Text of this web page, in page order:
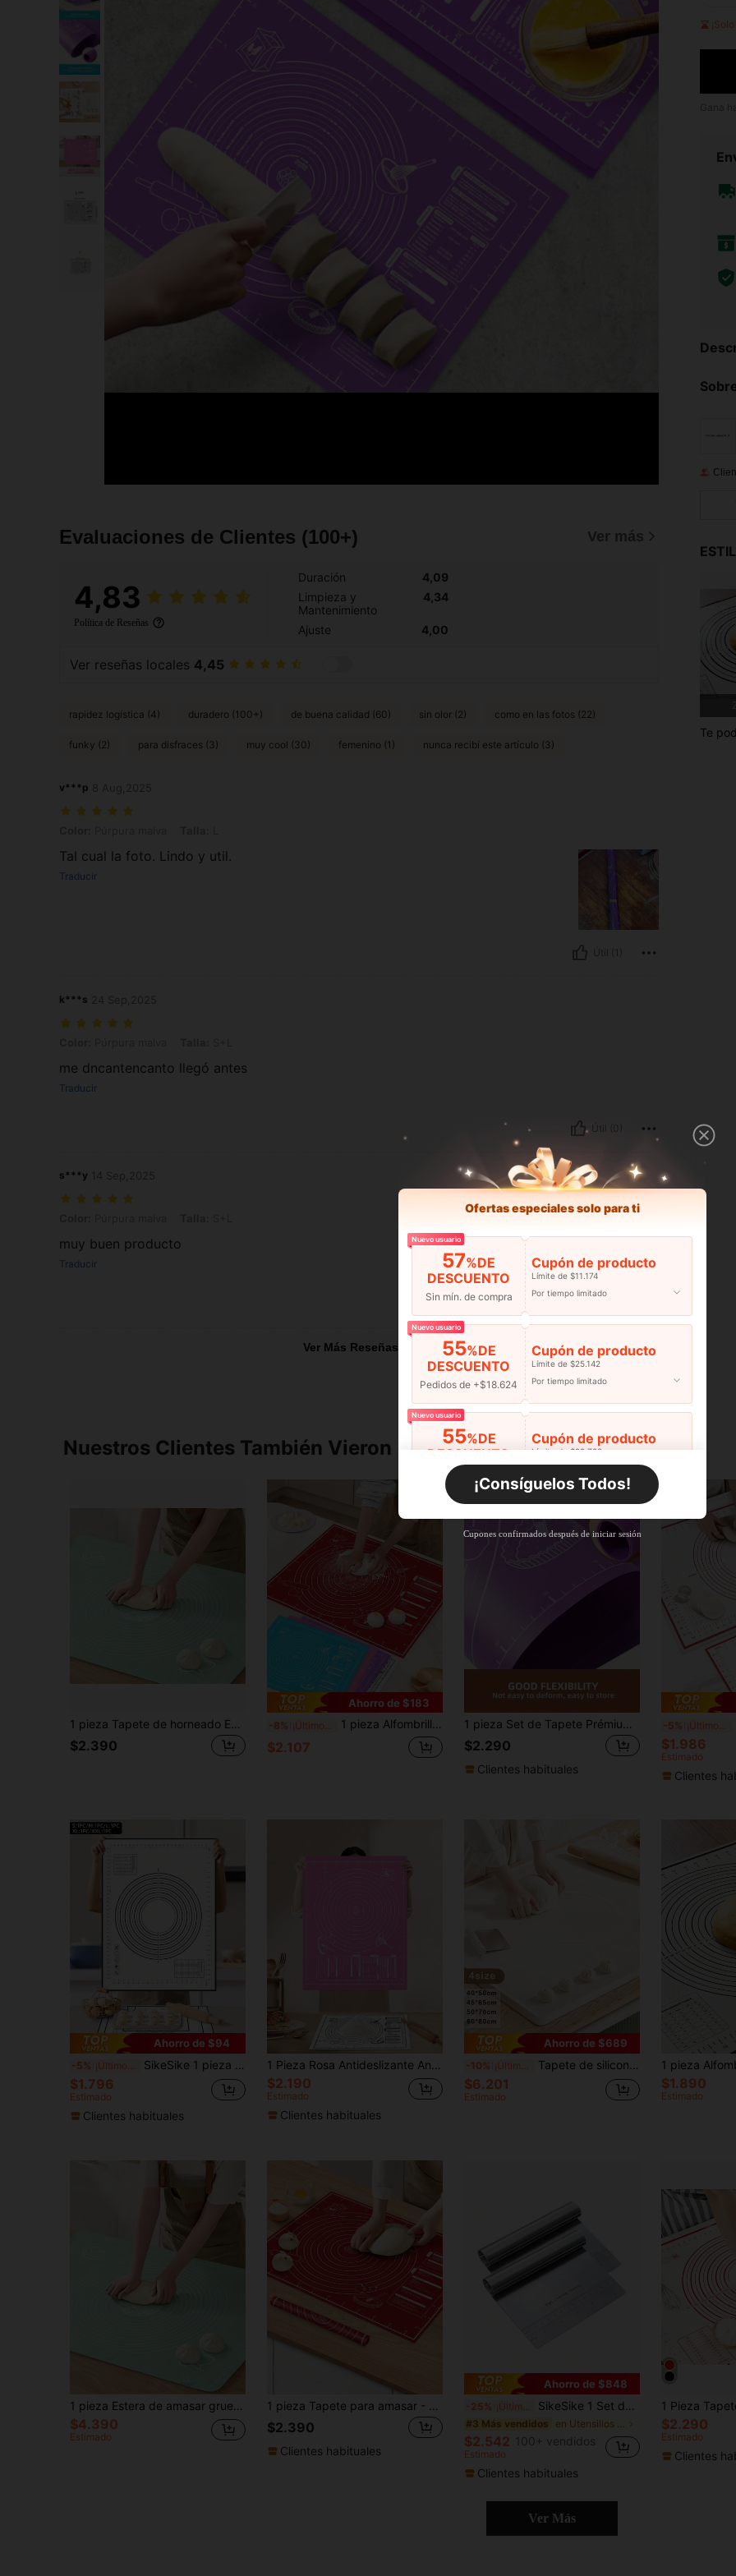
Evaluaciones de Clientes (100+) Ver más
4,83
Política de Reseñas
Duración
4,09
Limpieza y
Mantenimiento
4,34
Ajuste 4,00
Ver reseñas locales 4,45
rapidez logística (4) duradero (100+) de buena calidad (60) sin olor (2) como en las fotos (22)
funky (2) para disfraces (3) muy cool (30) femenino (1) nunca recibí este artículo (3)
v***p
Tal cual la foto. Lindo y util.
Traducir
k***s
me dncantencanto llegó antes
Traducir
s***y
muy buen producto
Traducir
Ver Más Reseñas
Te
Nuestros Clientes También Vieron
1 pieza Tapete de horneado EVA - Antiadherente, reutilizable, adecuado para masa, pizza, pastel, pan, macarons - Duradero y fácil de limpiar, adecuado para cocinas domésticas e industriales, esencial de cocina, ideal para Pascua y Día de San Valentín, 4 tamaños S/M/L/XL disponibles, adecuado para fiestas de boda, regalos del Día de la Madre, fiestas de cocina, fiestas de cocina, reuniones familiares
$2.390
Ahorro de $183
-8% 1 pieza Alfombrilla de amasar premium de EVA - Antiadherente, fácil de limpiar, alfombrilla para hornear, amasar masa, hacer caramelos, masa para tartas, forro para horno, de 46.5x60cm y 30x40cm, herramienta de cocina multifuncional y plegable para hornear
$2.107
1 pieza Set de Tapete Prémium de EVA para Amasar y Enrollar: Tapete antiadherente para masa, Almohadilla para Enrollar Masa, Tapete para Fondant, Tapete para Masa de Tartas, Forro para Horno, 46.5x60cm y 30x40cm
$2.290
Clientes habituales
-5%
$1.986
Estimado
Clientes
Ahorro de $94
-5% ¡Últimos 2 días SikeSike 1 pieza Esterilla antiadherente para amasar, Esterilla para hornear, Esterilla para enrollar, Almohadilla para masa de cocina
$1.796
Estimado
Clientes habituales
1 Pieza Rosa Antideslizante Antiadherente de masa para amasar de Harina Alfombrilla de amasar Alfombrilla para enrollar Mezclando Mat
$2.190
Estimado
Clientes habituales
Ahorro de $689
-10% ¡Últimos 2 días Tapete de silicona para hornear, extra grueso y grande, con hoja antiadherente y medidas, tapete de silicona antideslizante reutilizable para hacer galletas, macarrones, pan y pastelería, color beige
$6.201
Estimado
$1.890
Estimado
1 pieza Estera de amasar gruesa para la cocina, de 19.7 X 15.7 pulgadas, hecha de material de silicona antiadherente. Tiene una superficie antideslizante, ideal para hornear sobre la mesa, excelente para hacer masa de pizza y masa de pasteles en el comedor.
$4.390
Estimado
1 pieza Tapete para amasar - Antiadherente, duradero y fácil de limpiar - Opción de color rojo, limpieza práctica, apto para galletas, masa, repostería, herramienta de repostería esencial para pastelería china, excelente para Halloween, Navidad, Pascua y Acción de Gracias
$2.390
Clientes habituales
Ahorro de $848
-25% SikeSike 1 Set de Amasadora y Cortador de Masa de Acero Inoxidable, Apto para Cortar Frutos Secos, Tartas, Pasteles y Masa, Incluye Raspador
#3 Más vendidos
$2.542 100+ vendidos
Estimado
Clientes habituales
$2.290
Estimado
Clientes
Ver Más
Ofertas especiales solo para ti
Nuevo usuario
57%DE
DESCUENTO
Sin mín. de compra
Cupón de producto
Límite de $11.174
Por tiempo limitado
Nuevo usuario
55%DE
DESCUENTO
Pedidos de +$18.624
Cupón de producto
Límite de $25.142
Por tiempo limitado
Nuevo usuario
55%DE
DESCUENTO
Pedidos de +$27.936
Cupón de producto
Límite de $29.798
Nuevo usuario
55
DESCUENTO
Pedidos de +$37.248
Cupón de producto
Límite de $27.936
Nuevo usuario
57
DESCUENTO
Cupón de producto
Límite de $32.592
Por tiempo limitado
¡Consíguelos Todos!
Cupones confirmados después de iniciar sesión